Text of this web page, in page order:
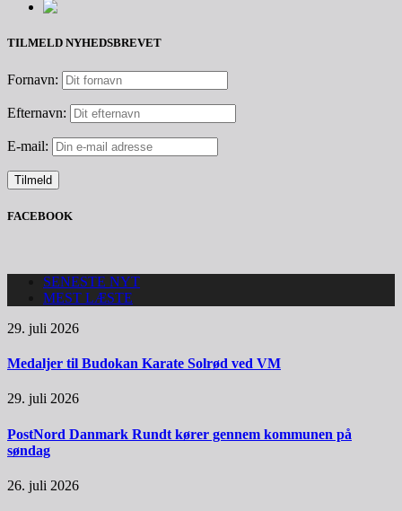
TILMELD NYHEDSBREVET
Fornavn:
Efternavn:
E-mail:
FACEBOOK
SENESTE NYT
MEST LÆSTE
29. juli 2026
Medaljer til Budokan Karate Solrød ved VM
29. juli 2026
PostNord Danmark Rundt kører gennem kommunen på
søndag
26. juli 2026